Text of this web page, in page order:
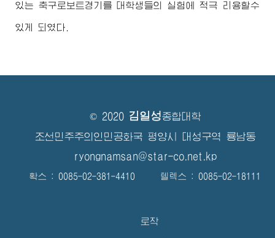
있는 축구로보트경기를 대학생들의 실험에 적극 리용할수
있게 되였다.
© 2020 김일성종합대학
조선민주주의인민공화국 평양시 대성구역 룡남동
ryongnamsan@star-co.net.kp
확스 : 0085-02-381-4410 텔렉스 : 0085-02-18111
로작